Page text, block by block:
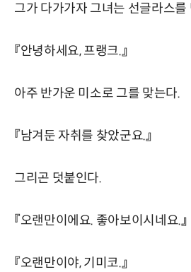
그가 다가가자 그녀는 선글라스를
『안녕하세요, 프랭크.』
아주 반가운 미소로 그를 맞는다.
『남겨둔 자취를 찾았군요.』
그리곤 덧붙인다.
『오랜만이에요. 좋아보이시네요.』
『오랜만이야, 기미코.』